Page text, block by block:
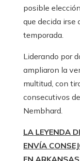
posible
que decida irse
temporada.
Liderando por
ampliaron la
multitud, con
consecutivos
Nembhard.
LA LEYENDA
ENVÍA